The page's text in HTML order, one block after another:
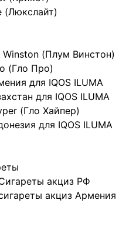
(Люкслайт)
(Плум Винстон)
(Гло Про)
для IQOS ILUMA
для IQOS ILUMA
(Гло Хайпер)
для IQOS ILUMA
акциз РФ
акциз Армения